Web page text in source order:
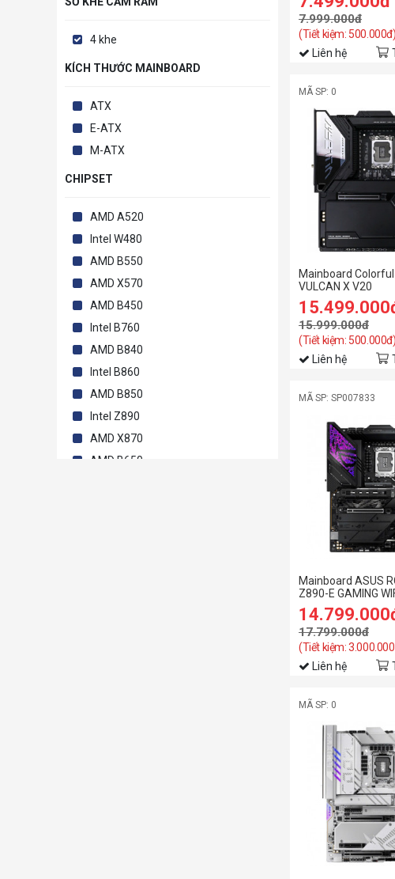
4 khe
KÍCH THƯỚC MAINBOARD
ATX
E-ATX
M-ATX
CHIPSET
AMD A520
Intel W480
AMD B550
AMD X570
AMD B450
Intel B760
AMD B840
Intel B860
AMD B850
Intel Z890
AMD X870
AMD B650
7.999.000đ
(Tiết kiệm: 500.000đ)
Liên hệ
MÃ SP: 0
Mainboard
VULCAN X V20
15.999.000đ
(Tiết kiệm: 500.000đ)
Liên hệ
MÃ SP: SP007833
Mainboard ASUS
Z890-E GAMING
17.799.000đ
(Tiết kiệm:
Liên hệ
MÃ SP: 0